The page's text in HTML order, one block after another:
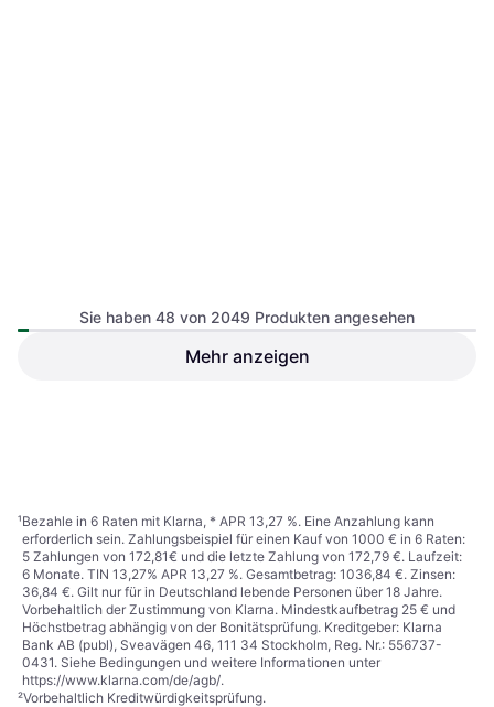
Sie haben 48 von 2049 Produkten angesehen
Mehr anzeigen
¹Bezahle in 6 Raten mit Klarna, * APR 13,27 %. Eine Anzahlung kann
erforderlich sein. Zahlungsbeispiel für einen Kauf von 1000 € in 6 Raten:
5 Zahlungen von 172,81€ und die letzte Zahlung von 172,79 €. Laufzeit:
6 Monate. TIN 13,27% APR 13,27 %. Gesamtbetrag: 1036,84 €. Zinsen:
36,84 €. Gilt nur für in Deutschland lebende Personen über 18 Jahre.
Vorbehaltlich der Zustimmung von Klarna. Mindestkaufbetrag 25 € und
Höchstbetrag abhängig von der Bonitätsprüfung. Kreditgeber: Klarna
Bank AB (publ), Sveavägen 46, 111 34 Stockholm, Reg. Nr.: 556737-
0431. Siehe Bedingungen und weitere Informationen unter
https://www.klarna.com/de/agb/.
²Vorbehaltlich Kreditwürdigkeitsprüfung.